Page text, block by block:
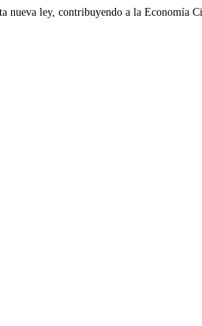
nueva ley, contribuyendo a la Economía